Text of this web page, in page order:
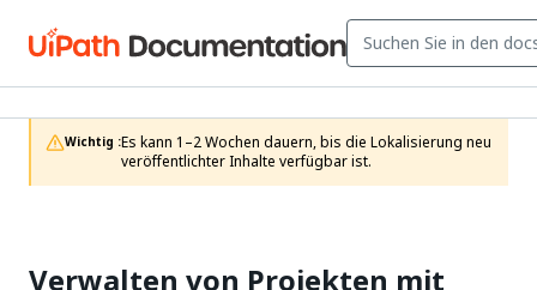
Wichtig :Es kann 1–2 Wochen dauern, bis die Lokalisierung neu
veröffentlichter Inhalte verfügbar ist.
Verwalten von Projekten mit